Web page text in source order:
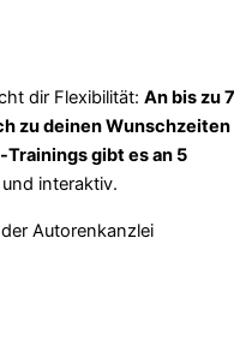
dir Flexibilität: An bis zu 7
zu deinen Wunschzeiten
Trainings gibt es an 5
interaktiv.